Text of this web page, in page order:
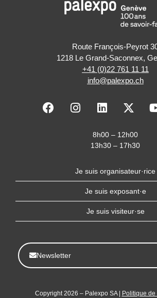
Route François-Peyrot
1218 Le Grand-Saconnex,
+41 (0)22 761 11 11
info@palexpo.ch
F
a
k
I
n
r
a
L
i
k
e
i
n
X
-
w
i
t
e
r
e
8h00 – 12h00
13h30 – 17h30
Je suis organisateur·rice
Je suis exposant·e
Je suis visiteur·se
Newsletter
Copyright 2026 – Palexpo SA | Politique